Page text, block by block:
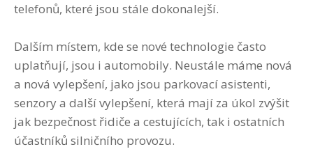
telefonů, které jsou stále dokonalejší.
Dalším místem, kde se nové technologie často
uplatňují, jsou i automobily. Neustále máme nová
a nová vylepšení, jako jsou parkovací asistenti,
senzory a další vylepšení, která mají za úkol zvýšit
jak bezpečnost řidiče a cestujících, tak i ostatních
účastníků silničního provozu.